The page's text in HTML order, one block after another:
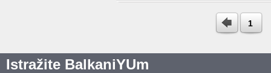
1
Istražite BalkaniYUm